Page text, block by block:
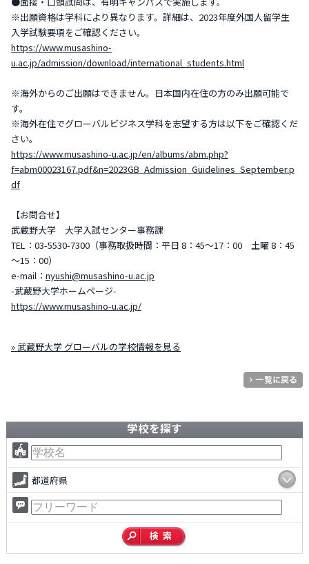
※出願資格は学科により異なります。詳細は、2023年度外国人留学生
入学試験要項をご確認ください。
https://www.musashino-
u.ac.jp/admission/download/international_students.html
※海外からのご出願はできません。日本国内在住の方のみ出願可能で
す。
※海外在住でグローバルビジネス学科を志望する方は以下をご確認くだ
さい。
https://www.musashino-u.ac.jp/en/albums/abm.php?
f=abm00023167.pdf&n=2023GB_Admission_Guidelines_September.p
df
【お問合せ】
武蔵野大学 大学入試センター事務課
TEL：03-5530-7300（事務取扱時間：平日 8：45～17：00 土曜 8：45
～15：00）
e-mail： nyushi@musashino-u.ac.jp
-武蔵野大学ホームページ-
https://www.musashino-u.ac.jp/
» 武蔵野大学 グローバルの学校情報を見る
学校を探す
都道府県